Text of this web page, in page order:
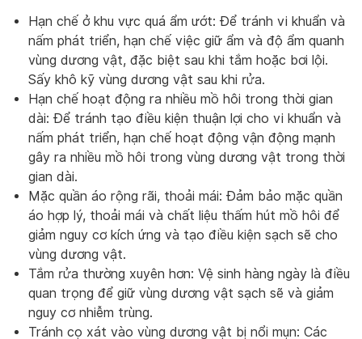
Hạn chế ở khu vực quá ẩm ướt: Để tránh vi khuẩn và
nấm phát triển, hạn chế việc giữ ẩm và độ ẩm quanh
vùng dương vật, đặc biệt sau khi tắm hoặc bơi lội.
Sấy khô kỹ vùng dương vật sau khi rửa.
Hạn chế hoạt động ra nhiều mồ hôi trong thời gian
dài: Để tránh tạo điều kiện thuận lợi cho vi khuẩn và
nấm phát triển, hạn chế hoạt động vận động mạnh
gây ra nhiều mồ hôi trong vùng dương vật trong thời
gian dài.
Mặc quần áo rộng rãi, thoải mái: Đảm bảo mặc quần
áo hợp lý, thoải mái và chất liệu thấm hút mồ hôi để
giảm nguy cơ kích ứng và tạo điều kiện sạch sẽ cho
vùng dương vật.
Tắm rửa thường xuyên hơn: Vệ sinh hàng ngày là điều
quan trọng để giữ vùng dương vật sạch sẽ và giảm
nguy cơ nhiễm trùng.
Tránh cọ xát vào vùng dương vật bị nổi mụn: Các